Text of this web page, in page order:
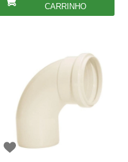
CARRINHO